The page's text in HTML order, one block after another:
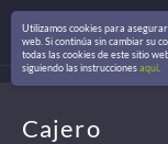
Cajero
Utilizamos cookies para
web. Si continúa sin cambiar su
todas las cookies de este sitio
siguiendo las instruccionesaquí